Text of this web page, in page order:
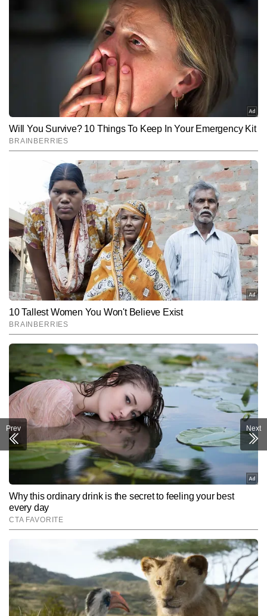
सोना का भाव
₹97630 ₹89490 ₹73220
₹97630 ₹89490 ₹73220
सोना का भाव
₹97630 ₹89490 ₹73220
बेंगलुरु में सोना
का भाव
गुवाहाटी में सोना
₹97630 ₹89490 ₹73220
केरल में सोना
का भाव
₹97630 ₹89490 ₹73220
चंडीगढ़ में सोना
का भाव
₹97780 ₹89640 ₹73340
अहमदाबाद में
सोना का भाव
₹97780 ₹89640 ₹73340
Prev Next